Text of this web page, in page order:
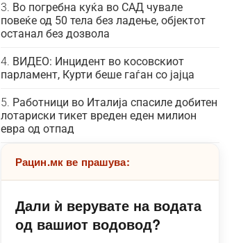
Во погребна куќа во САД чувале
повеќе од 50 тела без ладење, објектот
останал без дозвола
ВИДЕО: Инцидент во косовскиот
парламент, Курти беше гаѓан со јајца
Работници во Италија спасиле добитен
лотариски тикет вреден еден милион
евра од отпад
Рацин.мк ве прашува:
Дали ѝ верувате на водата
од вашиот водовод?